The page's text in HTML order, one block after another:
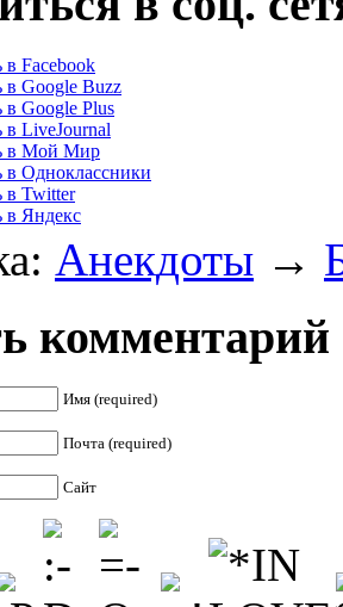
Анекдоты →
комментарий
Имя (required)
Почта (required)
Сайт